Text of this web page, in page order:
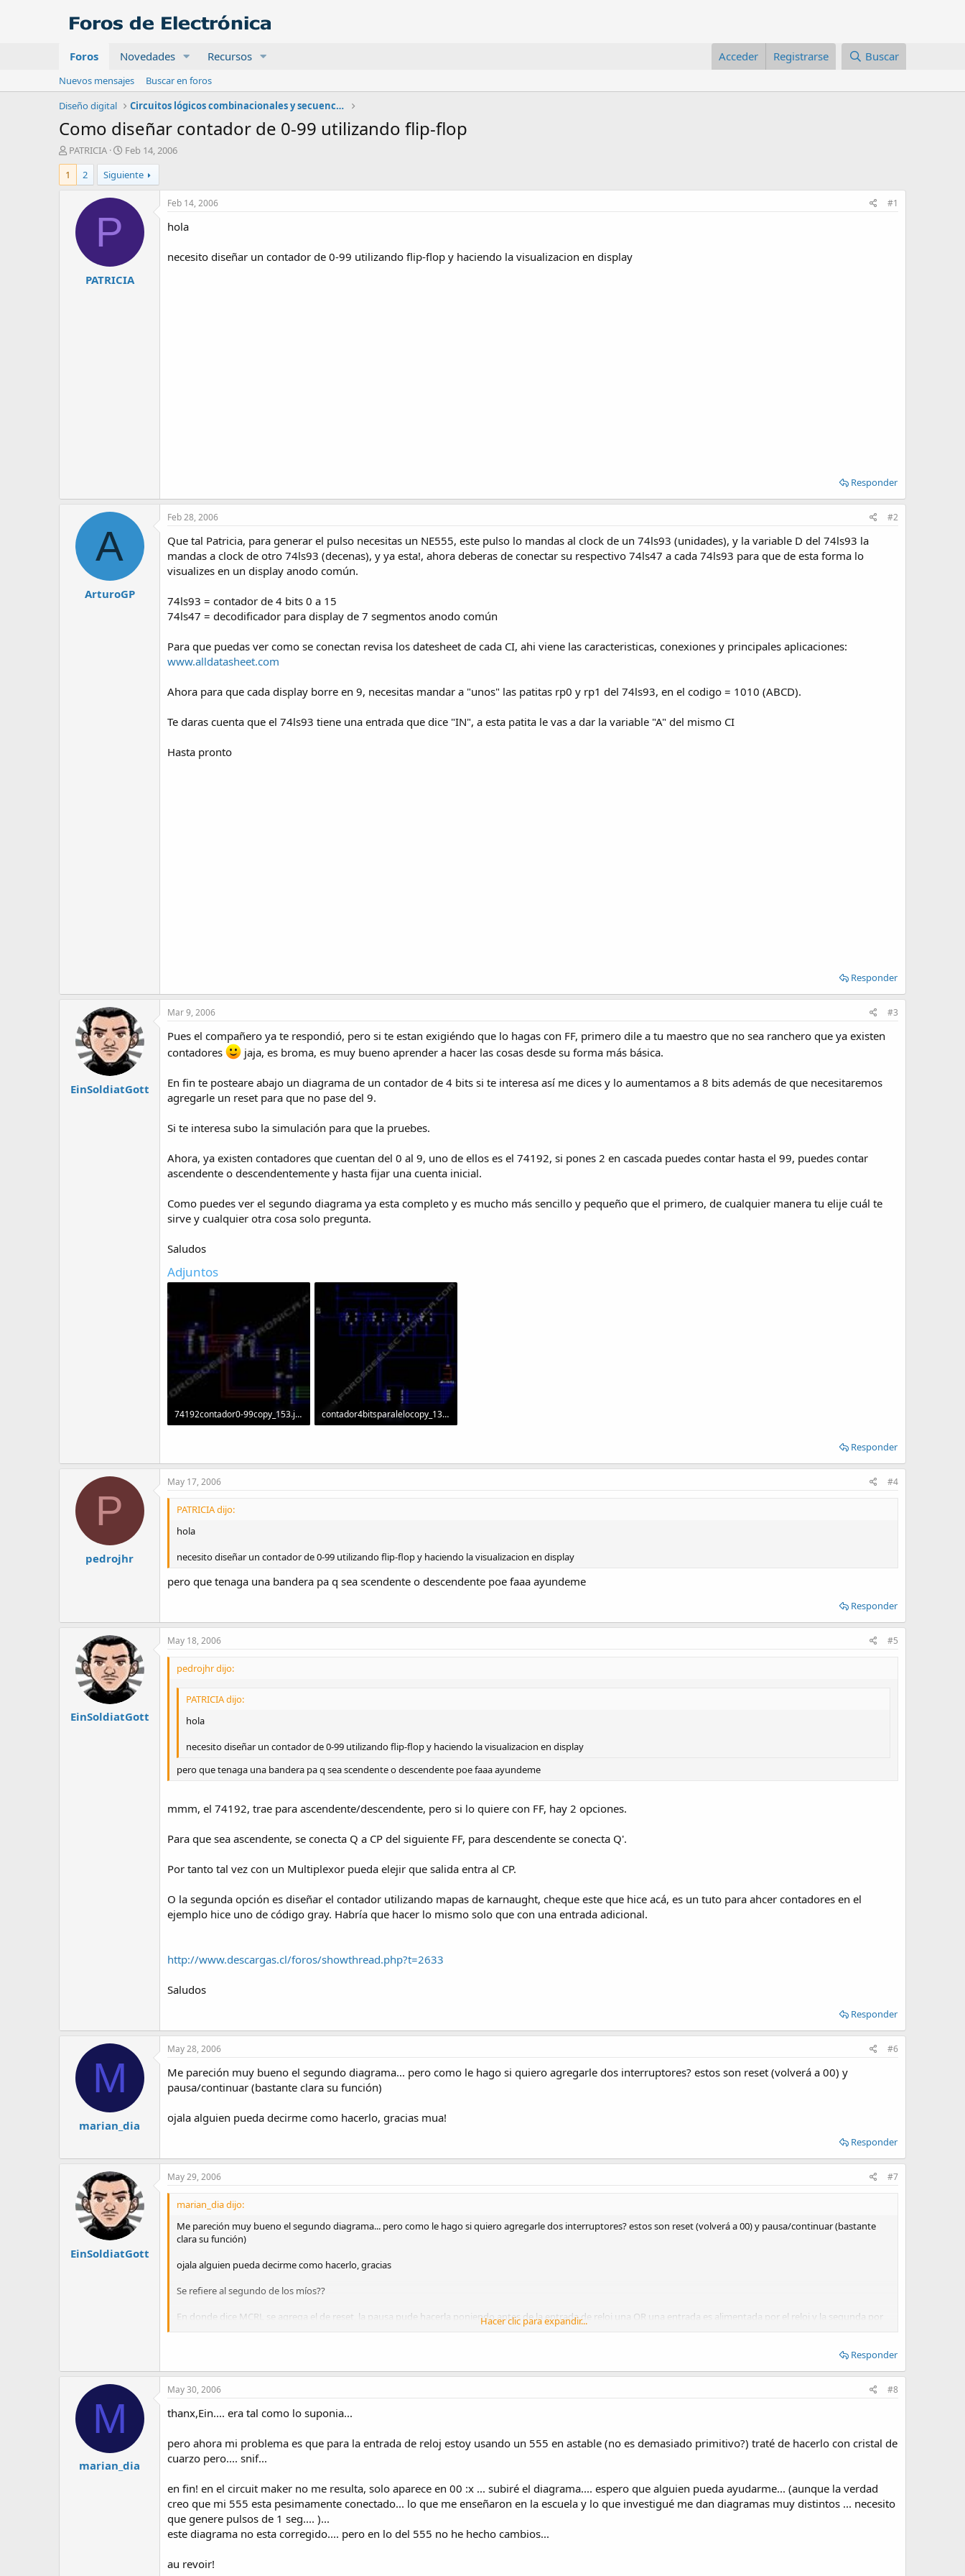
Foros Novedades Recursos Acceder Registrarse Buscar
Nuevos mensajes
Buscar en foros
Diseño digital
Circuitos lógicos combinacionales y secuenciales
Como diseñar contador de 0-99 utilizando flip-flop
A
u
t
o
PATRICIA
F
e
c
h
a
i
c
Feb 14, 2006
1
2 Siguiente
P
PATRICIA
Feb 14, 2006 #1
hola
necesito diseñar un contador de 0-99 utilizando flip-flop y haciendo la visualizacion en display
Responder
A
ArturoGP
Feb 28, 2006 #2
Que tal Patricia, para generar el pulso necesitas un NE555, este pulso lo mandas al clock de un 74ls93 (unidades), y la variable D del 74ls93 la
mandas a clock de otro 74ls93 (decenas), y ya esta!, ahora deberas de conectar su respectivo 74ls47 a cada 74ls93 para que de esta forma lo
visualizes en un display anodo común.
74ls93 = contador de 4 bits 0 a 15
74ls47 = decodificador para display de 7 segmentos anodo común
Para que puedas ver como se conectan revisa los datesheet de cada CI, ahi viene las caracteristicas, conexiones y principales aplicaciones:
www.alldatasheet.com
Ahora para que cada display borre en 9, necesitas mandar a "unos" las patitas rp0 y rp1 del 74ls93, en el codigo = 1010 (ABCD).
Te daras cuenta que el 74ls93 tiene una entrada que dice "IN", a esta patita le vas a dar la variable "A" del mismo CI
Hasta pronto
Responder
EinSoldiatGott
Mar 9, 2006 #3
Pues el compañero ya te respondió, pero si te estan exigiéndo que lo hagas con FF, primero dile a tu maestro que no sea ranchero que ya existen
contadores
jaja, es broma, es muy bueno aprender a hacer las cosas desde su forma más básica.
En fin te posteare abajo un diagrama de un contador de 4 bits si te interesa así me dices y lo aumentamos a 8 bits además de que necesitaremos
agregarle un reset para que no pase del 9.
Si te interesa subo la simulación para que la pruebes.
Ahora, ya existen contadores que cuentan del 0 al 9, uno de ellos es el 74192, si pones 2 en cascada puedes contar hasta el 99, puedes contar
ascendente o descendentemente y hasta fijar una cuenta inicial.
Como puedes ver el segundo diagrama ya esta completo y es mucho más sencillo y pequeño que el primero, de cualquier manera tu elije cuál te
sirve y cualquier otra cosa solo pregunta.
Saludos
Adjuntos
74192contador0-99copy_153.jpg
contador4bitsparalelocopy_136.jpg
Responder
P
pedrojhr
May 17, 2006 #4
PATRICIA dijo:
hola
necesito diseñar un contador de 0-99 utilizando flip-flop y haciendo la visualizacion en display
pero que tenaga una bandera pa q sea scendente o descendente poe faaa ayundeme
Responder
EinSoldiatGott
May 18, 2006 #5
pedrojhr dijo:
PATRICIA dijo:
hola
necesito diseñar un contador de 0-99 utilizando flip-flop y haciendo la visualizacion en display
pero que tenaga una bandera pa q sea scendente o descendente poe faaa ayundeme
mmm, el 74192, trae para ascendente/descendente, pero si lo quiere con FF, hay 2 opciones.
Para que sea ascendente, se conecta Q a CP del siguiente FF, para descendente se conecta Q'.
Por tanto tal vez con un Multiplexor pueda elejir que salida entra al CP.
O la segunda opción es diseñar el contador utilizando mapas de karnaught, cheque este que hice acá, es un tuto para ahcer contadores en el
ejemplo hice uno de código gray. Habría que hacer lo mismo solo que con una entrada adicional.
http://www.descargas.cl/foros/showthread.php?t=2633
Saludos
Responder
M
marian_dia
May 28, 2006 #6
Me pareción muy bueno el segundo diagrama... pero como le hago si quiero agregarle dos interruptores? estos son reset (volverá a 00) y
pausa/continuar (bastante clara su función)
ojala alguien pueda decirme como hacerlo, gracias mua!
Responder
EinSoldiatGott
May 29, 2006 #7
marian_dia dijo:
Me pareción muy bueno el segundo diagrama... pero como le hago si quiero agregarle dos interruptores? estos son reset (volverá a 00) y pausa/continuar (bastante
clara su función)
ojala alguien pueda decirme como hacerlo, gracias
Se refiere al segundo de los míos??
En donde dice MCRL se agrega el de reset, la pausa pude hacerla poniendo antes de la entrada de reloj una OR una entrada es alimentada por el reloj y la segunda por
el interruptor de pausa, si lo pone 1, la entrada de reloj estará siempre en 1 y al no haber transición de alto a bajo el contador no aumenta.
Hacer clic para expandir...
Responder
M
marian_dia
May 30, 2006 #8
thanx,Ein.... era tal como lo suponia...
pero ahora mi problema es que para la entrada de reloj estoy usando un 555 en astable (no es demasiado primitivo?) traté de hacerlo con cristal de
cuarzo pero.... snif...
en fin! en el circuit maker no me resulta, solo aparece en 00 :x ... subiré el diagrama.... espero que alguien pueda ayudarme... (aunque la verdad
creo que mi 555 esta pesimamente conectado... lo que me enseñaron en la escuela y lo que investigué me dan diagramas muy distintos ... necesito
que genere pulsos de 1 seg.... )...
este diagrama no esta corregido.... pero en lo del 555 no he hecho cambios...
au revoir!